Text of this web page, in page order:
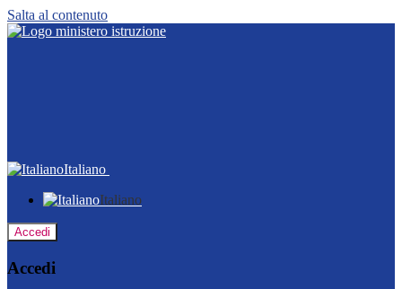
Salta al contenuto
Italiano
Italiano
Accedi
Accedi